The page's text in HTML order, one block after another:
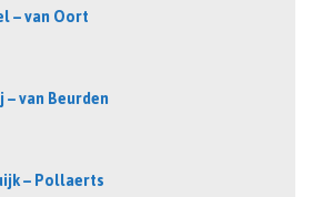
– van Oort
van Beurden
– Pollaerts